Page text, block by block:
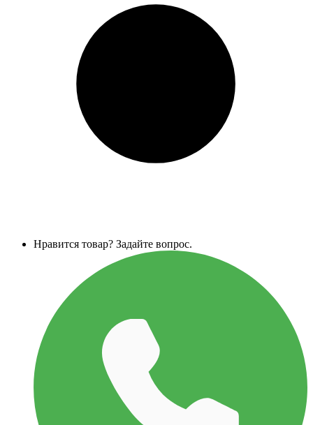
Нравится товар? Задайте вопрос.